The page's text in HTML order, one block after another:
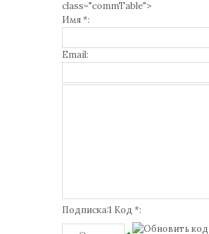
class="commTable">
Имя *:
Email:
Подписка:1 Код *: